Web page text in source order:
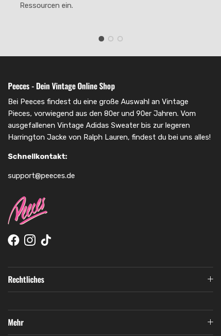
Ressourcen ein.
Peeces - Dein Vintage Online Shop
Bei Peeces findest du eine große Auswahl an Vintage
Pieces, vorwiegend aus den 80er und 90er Jahren. Vom
ausgefallenen Vintage Adidas Sweater bis zur legeren
Harrington Jacke von Ralph Lauren, findest du bei uns alles!
Schnellkontakt:
support@peeces.de
Facebook
Instagram
TikTok
Rechtliches
Mehr